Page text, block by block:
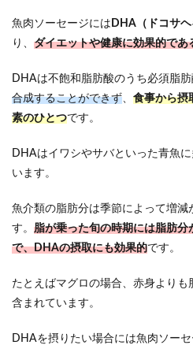
魚肉ソーセージには DHA（ドコサヘ
り、 ダイエットや健康に効果的であ
DHAは不飽和脂肪酸のうち必須脂肪
合成することができず
食事から摂
素のひとつです。
DHAはイワシやサバといった青魚
います。
魚介類の脂肪分は季節によって増減
す。 脂が乗った旬の時期には脂肪分
で、DHAの摂取にも効果的です。
たとえばマグロの場合、赤身より
含まれています。
DHAを摂りたい場合には魚肉ソー